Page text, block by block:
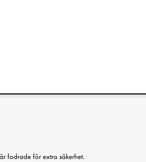
blir bara mjukare för varje kram
användning.
Alla material är fria från
fodrade för extra säkerhet.